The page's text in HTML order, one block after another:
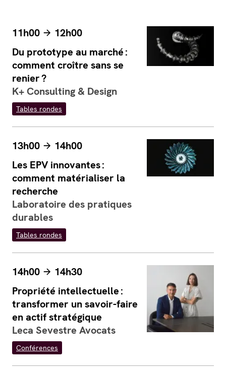
Du prototype au marché :
comment croître sans se
renier ?
K+ Consulting & Design
11h00 12h00
Tables rondes
Les EPV innovantes :
comment matérialiser la
recherche
Laboratoire des pratiques
durables
13h00 14h00
Tables rondes
Propriété intellectuelle :
transformer un savoir-faire
en actif stratégique
Leca Sevestre Avocats
14h00 14h30
Conférences